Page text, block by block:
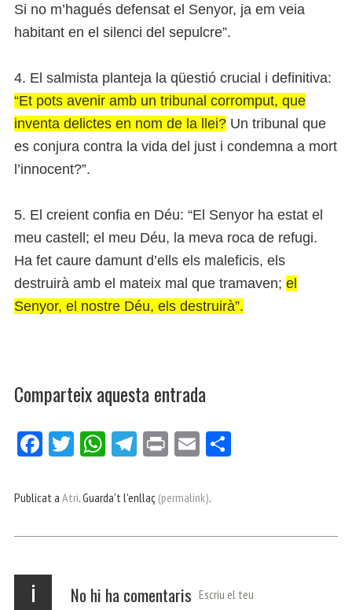
Si no m’hagués defensat el Senyor, ja em veia
habitant en el silenci del sepulcre”.
4. El salmista planteja la qüestió crucial i definitiva:
“Et pots avenir amb un tribunal corromput, que
inventa delictes en nom de la llei? Un tribunal que
es conjura contra la vida del just i condemna a mort
l’innocent?”.
5. El creient confia en Déu: “El Senyor ha estat el
meu castell; el meu Déu, la meva roca de refugi.
Ha fet caure damunt d’ells els maleficis, els
destruirà amb el mateix mal que tramaven; el
Senyor, el nostre Déu, els destruirà”.
Comparteix aquesta entrada
Fa
bo
Tw
er
W
ts
p
Te
gr
m
Pri E
ail
ei
Publicat a Atri. Guarda't l'enllaç (permalink).
i No hi ha comentaris Escriu el teu